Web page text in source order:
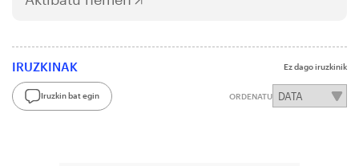
IRUZKINAK Ez dago iruzkinik
Iruzkin bat egin ORDENATU